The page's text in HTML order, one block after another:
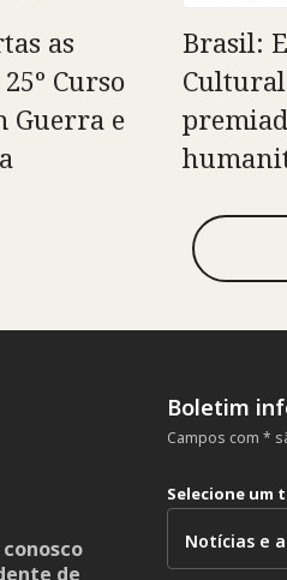
as
Curso
Guerra e
Brasil:
de
Boletim
Campos com *
Selecione um